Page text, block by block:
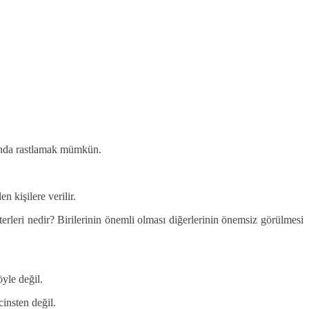
rastlamak mümkün.
kişilere verilir.
nedir? Birilerinin önemli olması diğerlerinin önemsiz görülmesi
değil.
değil.